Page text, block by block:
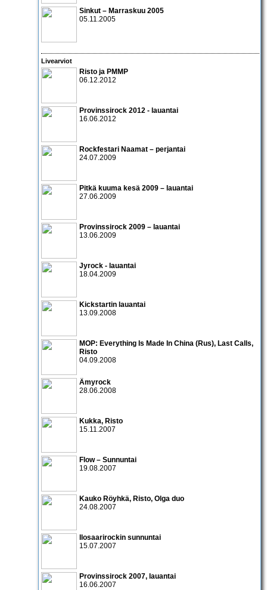
Sinkut – Marraskuu 2005
05.11.2005
Livearviot
Risto ja PMMP
06.12.2012
Provinssirock 2012 - lauantai
16.06.2012
Rockfestari Naamat – perjantai
24.07.2009
Pitkä kuuma kesä 2009 – lauantai
27.06.2009
Provinssirock 2009 – lauantai
13.06.2009
Jyrock - lauantai
18.04.2009
Kickstartin lauantai
13.09.2008
MOP: Everything Is Made In China (Rus), Last Calls,
Risto
04.09.2008
Ämyrock
28.06.2008
Kukka, Risto
15.11.2007
Flow – Sunnuntai
19.08.2007
Kauko Röyhkä, Risto, Olga duo
24.08.2007
Ilosaarirockin sunnuntai
15.07.2007
Provinssirock 2007, lauantai
16.06.2007